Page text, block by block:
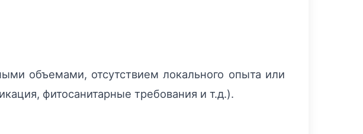
объемами, отсутствием локального опыта или
фитосанитарные требования и т.д.).